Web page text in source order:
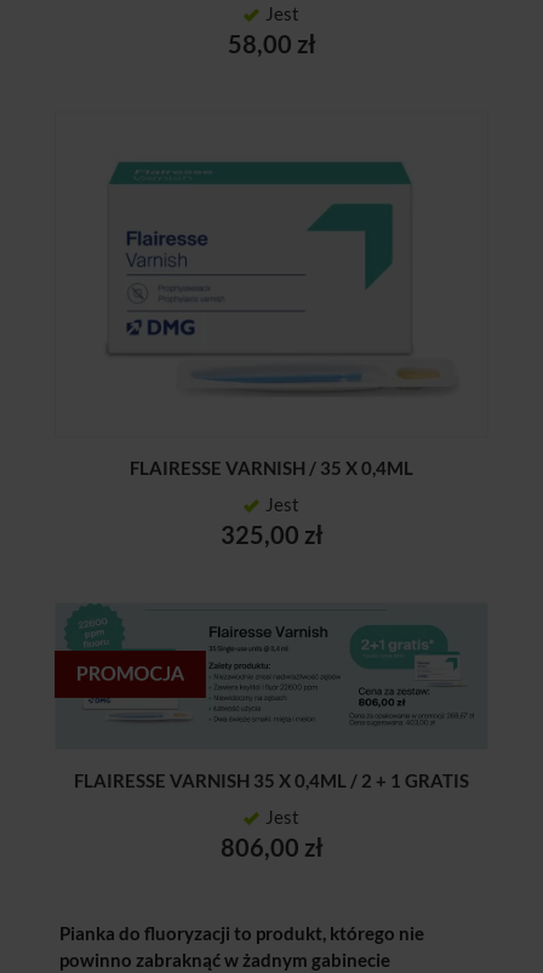
Jest
58,00 zł
FLAIRESSE VARNISH / 35 X 0,4ML
Jest
325,00 zł
FLAIRESSE VARNISH 35 X 0,4ML / 2 + 1 GRATIS
Jest
806,00 zł
Pianka do fluoryzacji to produkt, którego nie
powinno zabraknąć w żadnym gabinecie